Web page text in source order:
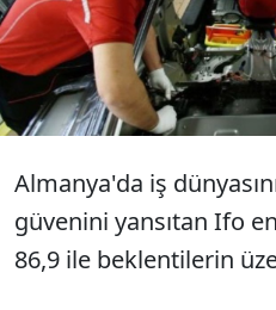
Almanya'da iş
güvenini yansıtan Ifo
86,9​​ ile beklentilerin